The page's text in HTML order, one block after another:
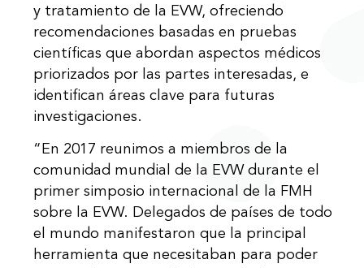
y tratamiento de la EVW, ofreciendo
recomendaciones basadas en pruebas
científicas que abordan aspectos médicos
priorizados por las partes interesadas, e
identifican áreas clave para futuras
investigaciones.
“En 2017 reunimos a miembros de la
comunidad mundial de la EVW durante el
primer simposio internacional de la FMH
sobre la EVW. Delegados de países de todo
el mundo manifestaron que la principal
herramienta que necesitaban para poder